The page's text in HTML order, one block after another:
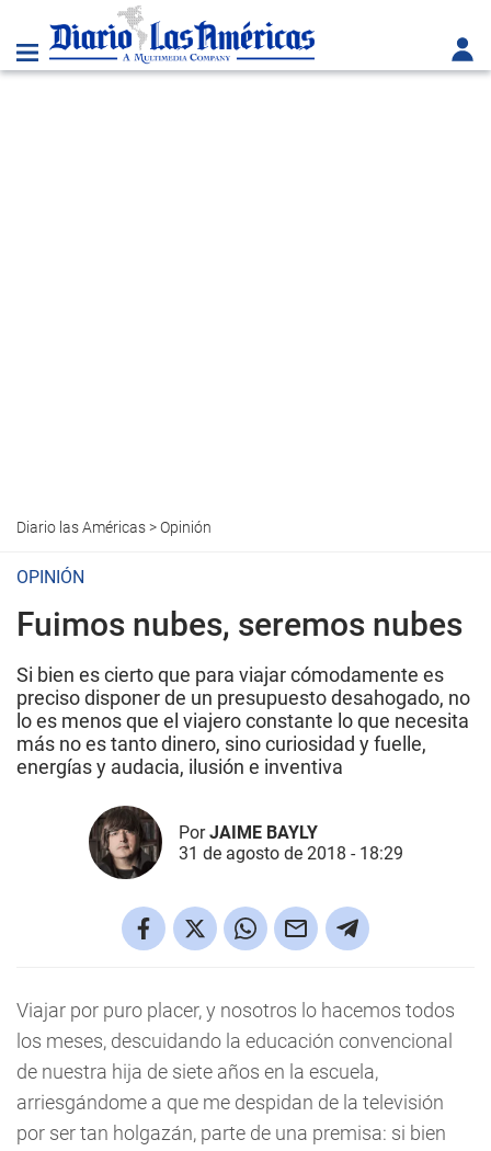
Diario las Américas>Opinión
OPINIÓN
Fuimos nubes, seremos nubes
Si bien es cierto que para viajar cómodamente es
preciso disponer de un presupuesto desahogado, no
lo es menos que el viajero constante lo que necesita
más no es tanto dinero, sino curiosidad y fuelle,
energías y audacia, ilusión e inventiva
PorJAIME BAYLY
31 de agosto de 2018 - 18:29
Viajar por puro placer, y nosotros lo hacemos todos
los meses, descuidando la educación convencional
de nuestra hija de siete años en la escuela,
arriesgándome a que me despidan de la televisión
por ser tan holgazán, parte de una premisa: si bien